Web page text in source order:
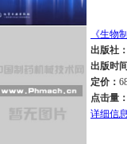
《生物
出版社
出版时
定价：
点击量
详细信